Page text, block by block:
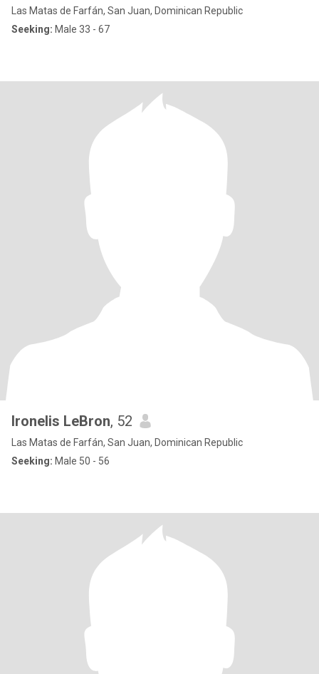
Las Matas de Farfán, San Juan, Dominican Republic
Seeking: Male 33 - 67
Ironelis LeBron, 52
Las Matas de Farfán, San Juan, Dominican Republic
Seeking: Male 50 - 56